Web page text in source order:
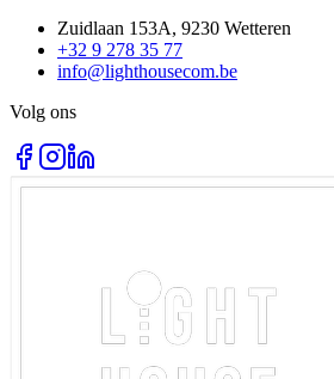
Zuidlaan 153A, 9230 Wetteren
+32 9 278 35 77
info@lighthousecom.be
Volg ons